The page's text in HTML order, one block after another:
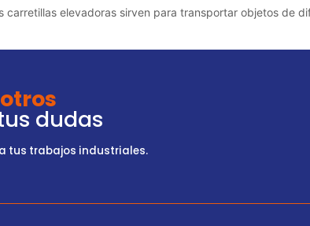
carretillas elevadoras sirven para transportar objetos de
dudas
tus trabajos industriales.